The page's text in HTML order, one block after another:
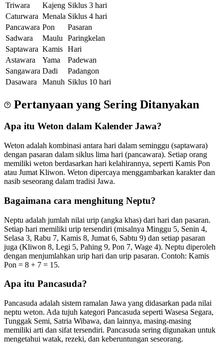
Triwara
Kajeng Siklus 3 hari
Caturwara Menala Siklus 4 hari
Pancawara Pon
Pasaran
Sadwara
Maulu
Paringkelan
Saptawara Kamis Hari
Astawara
Yama
Padewan
Sangawara Dadi
Padangon
Dasawara
Manuh Siklus 10 hari
Pertanyaan yang Sering Ditanyakan
Apa itu Weton dalam Kalender Jawa?
Weton adalah kombinasi antara hari dalam seminggu (saptawara)
dengan pasaran dalam siklus lima hari (pancawara). Setiap orang
memiliki weton berdasarkan hari kelahirannya, seperti Kamis Pon
atau Jumat Kliwon. Weton dipercaya menggambarkan karakter dan
nasib seseorang dalam tradisi Jawa.
Bagaimana cara menghitung Neptu?
Neptu adalah jumlah nilai urip (angka khas) dari hari dan pasaran.
Setiap hari memiliki urip tersendiri (misalnya Minggu 5, Senin 4,
Selasa 3, Rabu 7, Kamis 8, Jumat 6, Sabtu 9) dan setiap pasaran
juga (Kliwon 8, Legi 5, Pahing 9, Pon 7, Wage 4). Neptu diperoleh
dengan menjumlahkan urip hari dan urip pasaran. Contoh: Kamis
Pon = 8 + 7 = 15.
Apa itu Pancasuda?
Pancasuda adalah sistem ramalan Jawa yang didasarkan pada nilai
neptu weton. Ada tujuh kategori Pancasuda seperti Wasesa Segara,
Tunggak Semi, Satria Wibawa, dan lainnya, masing-masing
memiliki arti dan sifat tersendiri. Pancasuda sering digunakan untuk
mengetahui watak, rezeki, dan keberuntungan seseorang.